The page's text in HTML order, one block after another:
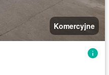
Komercyjne